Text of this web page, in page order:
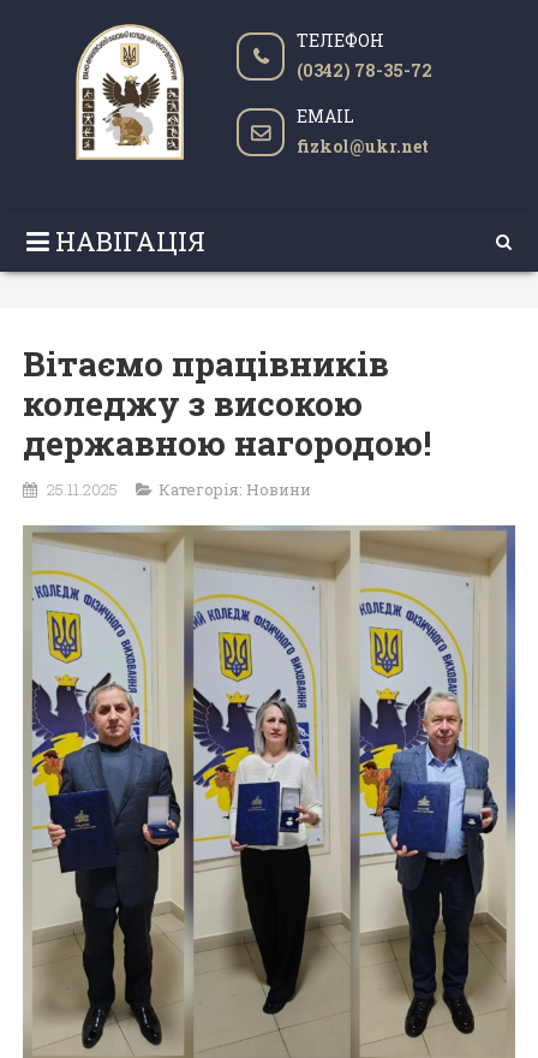
ТЕЛЕФОН
(0342) 78-35-72
EMAIL
fizkol@ukr.net
НАВІГАЦІЯ
Вітаємо працівників
коледжу з високою
державною нагородою!
25.11.2025 Категорія: Новини